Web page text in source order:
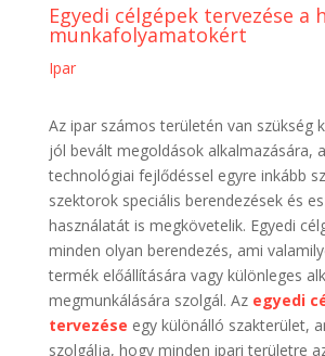
Egyedi célgépek tervezése a
munkafolyamatokért
Ipar
Az ipar számos területén van szükség
jól bevált megoldások alkalmazására,
technológiai fejlődéssel egyre inkább
szektorok speciális berendezések és
használatát is megkövetelik. Egyedi
minden olyan berendezés, ami
termék előállítására vagy különleges
megmunkálására szolgál. Az egyedi
tervezése egy különálló szakterület,
szolgálja, hogy minden ipari területre